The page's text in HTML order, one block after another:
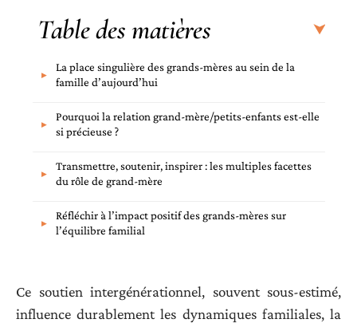
Table des matières
La place singulière des grands-mères au sein de la
famille d’aujourd’hui
Pourquoi la relation grand-mère/petits-enfants est-elle
si précieuse ?
Transmettre, soutenir, inspirer : les multiples facettes
du rôle de grand-mère
Réfléchir à l’impact positif des grands-mères sur
l’équilibre familial
Ce soutien intergénérationnel, souvent sous-estimé,
influence durablement les dynamiques familiales, la